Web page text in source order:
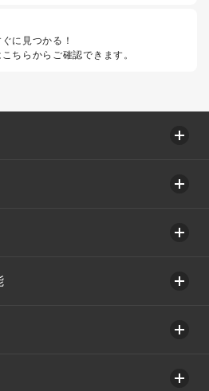
に見つかる！
ちらからご確認できます。